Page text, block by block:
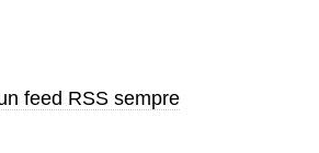
RSS sempre